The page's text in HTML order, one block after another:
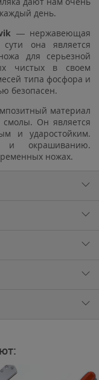
день.
— нержавеющая
она является
для серьезной
чистых в своем
типа фосфора и
безопасен.
материал
смолы. Он является
и ударостойким.
и окрашиванию.
ножах.